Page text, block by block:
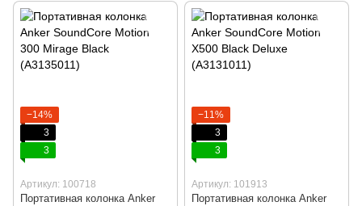
−14%
3
3
Артикул: 100718
Портативная колонка Anker
−11%
3
3
Артикул: 101913
Портативная колонка Anker